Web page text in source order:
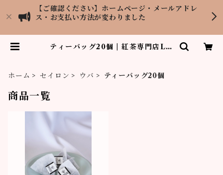
【ご確認ください】ホームページ・メールアドレ
ス・お支払い方法が変わりました
ティーバッグ20個 | 紅茶専門店LO
ホーム セイロン ウバ ティーバッグ20個
商品一覧